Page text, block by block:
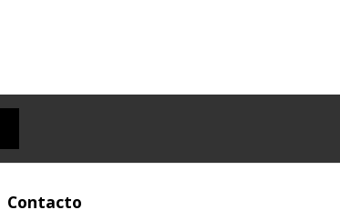
Contacto